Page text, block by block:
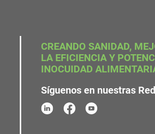
CREANDO SANIDAD,
LA EFICIENCIA Y
INOCUIDAD
Síguenos en nuestras